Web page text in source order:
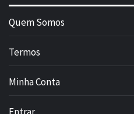
Quem Somos
Termos
Minha Conta